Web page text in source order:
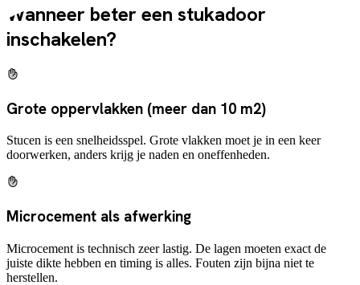
Wanneer beter een stukadoor
inschakelen?
Grote oppervlakken (meer dan 10 m2)
Stucen is een snelheidsspel. Grote vlakken moet je in een keer
doorwerken, anders krijg je naden en oneffenheden.
Microcement als afwerking
Microcement is technisch zeer lastig. De lagen moeten exact de
juiste dikte hebben en timing is alles. Fouten zijn bijna niet te
herstellen.